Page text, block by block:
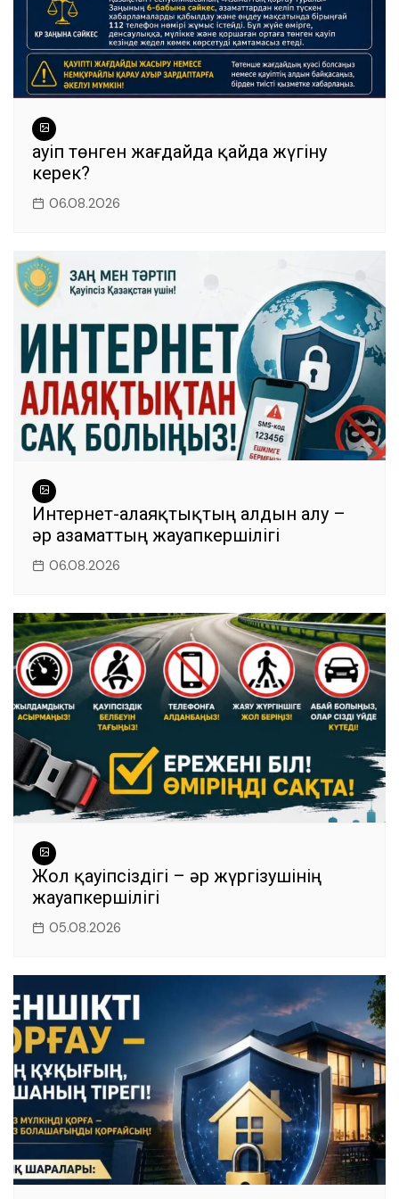
Қауіп төнген жағдайда қайда жүгіну
керек?
06.08.2026
Интернет-алаяқтықтың алдын алу –
әр азаматтың жауапкершілігі
06.08.2026
Жол қауіпсіздігі – әр жүргізушінің
жауапкершілігі
05.08.2026